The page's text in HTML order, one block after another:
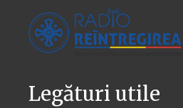
Legături utile